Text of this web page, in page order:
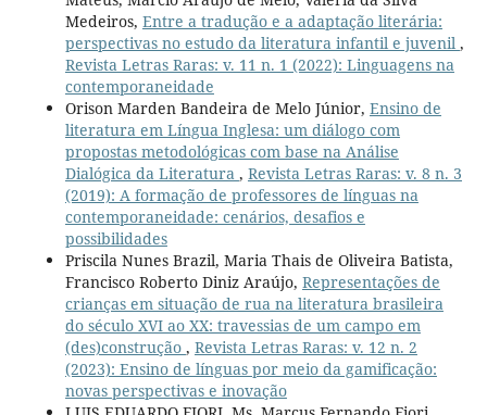
Medeiros, Entre a tradução e a adaptação literária:
perspectivas no estudo da literatura infantil e juvenil ,
Revista Letras Raras: v. 11 n. 1 (2022): Linguagens na
contemporaneidade
Orison Marden Bandeira de Melo Júnior, Ensino de
literatura em Língua Inglesa: um diálogo com
propostas metodológicas com base na Análise
Dialógica da Literatura , Revista Letras Raras: v. 8 n. 3
(2019): A formação de professores de línguas na
contemporaneidade: cenários, desafios e
possibilidades
Priscila Nunes Brazil, Maria Thais de Oliveira Batista,
Francisco Roberto Diniz Araújo, Representações de
crianças em situação de rua na literatura brasileira
do século XVI ao XX: travessias de um campo em
(des)construção , Revista Letras Raras: v. 12 n. 2
(2023): Ensino de línguas por meio da gamificação:
novas perspectivas e inovação